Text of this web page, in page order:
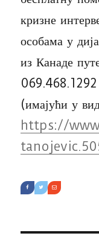
кризне
особама у
из Канаде
(имајући у
https://